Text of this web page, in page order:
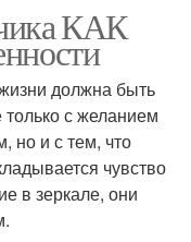
КАК
должна быть
с желанием
но и с тем, что
чувство
в зеркале, они